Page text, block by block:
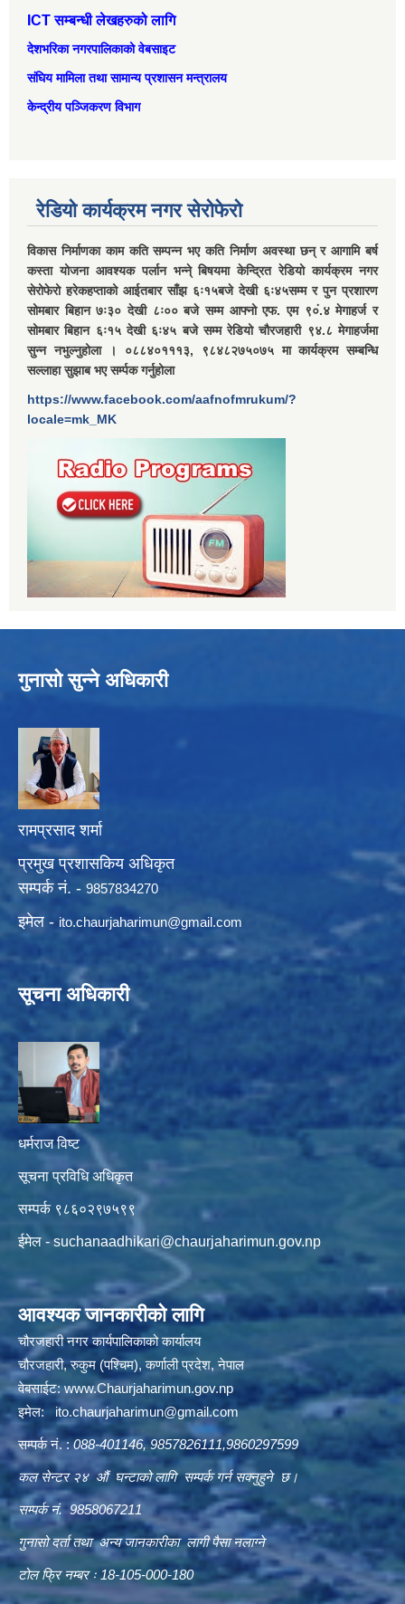
ICT सम्बन्धी लेखहरुको लागि
देशभरिका नगरपालिकाको वेबसाइट
संघिय मामिला तथा सामान्‍य प्रशासन मन्त्रालय
केन्द्रीय पञ्जिकरण विभाग
रेडियो कार्यक्रम नगर सेरोफेरो
विकास निर्माणका काम कति सम्पन्न भए कति निर्माण अवस्था छन् र आगामि बर्ष
कस्ता योजना आवश्यक पर्लान भन्ने् बिषयमा केन्द्रित रेडियो कार्यक्रम नगर
सेरोफेरो हरेकहप्ताको आईतबार साँझ ६ः१५बजे देखी ६ः४५सम्म र पुन प्रशारण
सोमबार बिहान ७ः३० देखी ८ः०० बजे सम्म आफ्नो एफ. एम ९०ं.४ मेगाहर्ज र
सोमबार बिहान ६ः१५ देखी ६ः४५ बजे सम्म रेडियो चौरजहारी ९४.८ मेगाहर्जमा
सुन्न नभुल्नुहोला । ०८८४०१११३, ९८४८२७५०७५ मा कार्यक्रम सम्बन्धि
सल्लाहा सुझाब भए सर्म्पक गर्नुहोला
https://www.facebook.com/aafnofmrukum/?
locale=mk_MK
गुनासो सुन्ने अधिकारी
रामप्रसाद शर्मा
प्रमुख प्रशासकिय अधिकृत
सम्पर्क नं. - 9857834270
इमेल - ito.chaurjaharimun@gmail.com
सूचना अधिकारी
धर्मराज विष्ट
सूचना प्रविधि अधिकृत
सम्पर्क ९८६०२९७५९९
ईमेल -suchanaadhikari@chaurjaharimun.gov.np
आवश्यक जानकारीको लागि
चौरजहारी नगर कार्यपालिकाको कार्यालय
चौरजहारी, रुकुम (पश्चिम), कर्णाली प्रदेश, नेपाल
वेबसाईट:www.Chaurjaharimun.gov.np
इमेल: ito.chaurjaharimun@gmail.com
सम्पर्क नं. :088-401146, 9857826111,9860297599
कल सेन्टर २४ औं घन्टाको लागि सम्पर्क गर्न सक्नुहुने छ।
सम्पर्क नं. 9858067211
गुनासो दर्ता तथा अन्य जानकारीका लागी पैसा नलाग्ने
टोल फ्रि नम्बर ः 18-105-000-180